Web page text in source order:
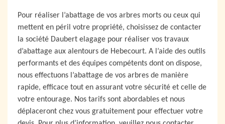
Pour réaliser l’abattage de vos arbres morts ou ceux qui
mettent en péril votre propriété, choisissez de contacter
la société Daubert elagage pour réaliser vos travaux
d’abattage aux alentours de Hebecourt. A l’aide des outils
performants et des équipes compétents dont on dispose,
nous effectuons l’abattage de vos arbres de manière
rapide, efficace tout en assurant votre sécurité et celle de
votre entourage. Nos tarifs sont abordables et nous
déplaceront chez vous gratuitement pour effectuer votre